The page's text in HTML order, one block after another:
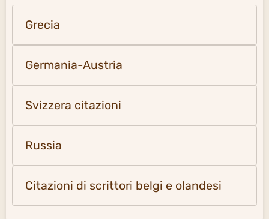
Grecia
Germania-Austria
Svizzera citazioni
Russia
Citazioni di scrittori belgi e olandesi